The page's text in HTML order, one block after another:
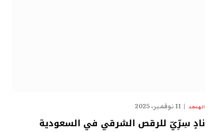
الهدهد 11 نوفمبر، 2025
نادٍ سِرِّيّ للرقص الشرقي في السعودية